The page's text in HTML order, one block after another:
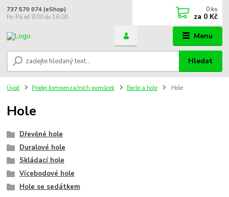
Menu
Hledat
737 570 074 (eShop)
Po-Pá od 9:00 do 16:00
0 ks
za 0 Kč
Úvod Prodej kompenzačních pomůcek Berle a hole Hole
Hole
Dřevěné hole
Duralové hole
Skládací hole
Vícebodové hole
Hole se sedátkem